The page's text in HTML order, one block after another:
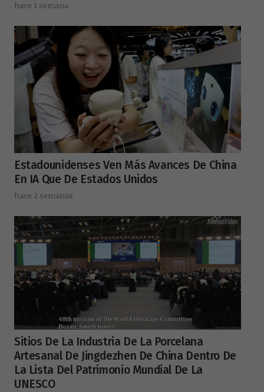
hace 1 semana
Estadounidenses Ven Más Avances De China
En IA Que De Estados Unidos
hace 2 semanas
Sitios De La Industria De La Porcelana
Artesanal De Jingdezhen De China Dentro De
La Lista Del Patrimonio Mundial De La
UNESCO